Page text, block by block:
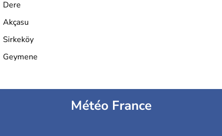
Dere
Akçasu
Sirkeköy
Geymene
Météo France